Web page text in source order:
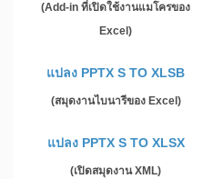
(Add-in ที่เปิดใช้งานแมโครของ
Excel)
แปลง PPTX S TO XLSB
(สมุดงานไบนารีของ Excel)
แปลง PPTX S TO XLSX
(เปิดสมุดงาน XML)